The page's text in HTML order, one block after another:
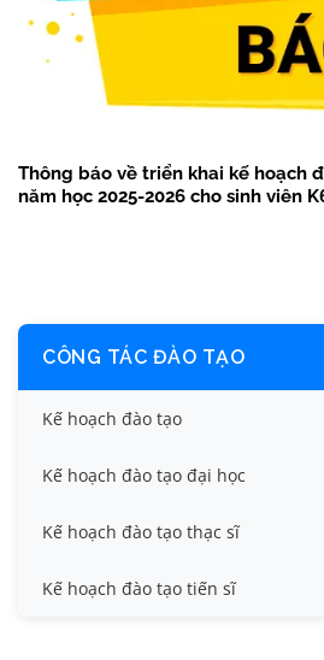
Thông báo về triển khai kế hoạch
năm học 2025-2026 cho sinh viên
CÔNG TÁC ĐÀO TẠO
Kế hoạch đào tạo
Kế hoạch đào tạo đại học
Kế hoạch đào tạo thạc sĩ
Kế hoạch đào tạo tiến sĩ